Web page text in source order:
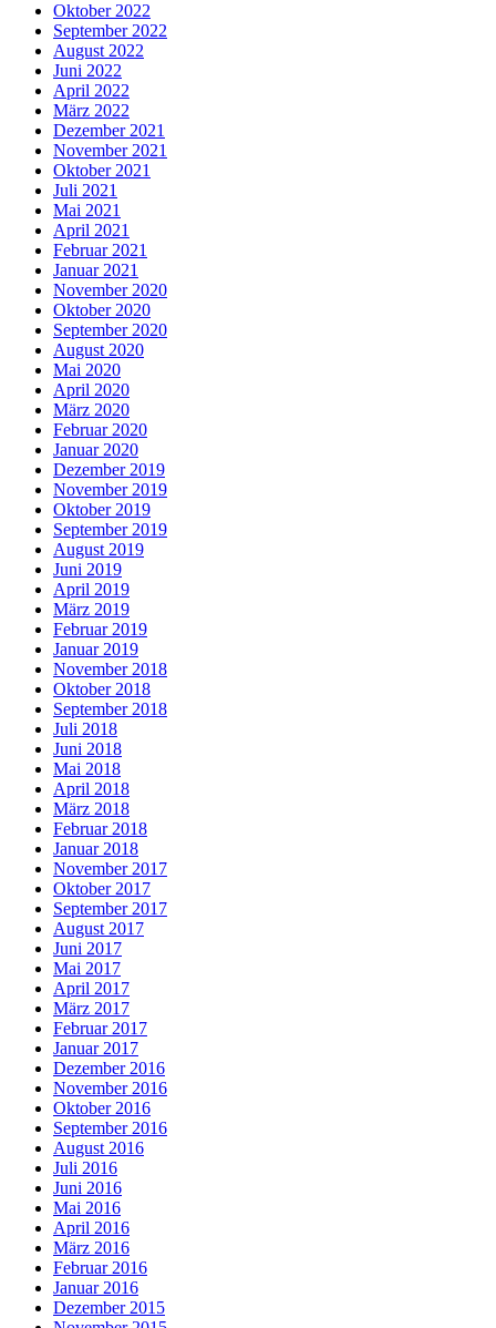
Oktober 2022
September 2022
August 2022
Juni 2022
April 2022
März 2022
Dezember 2021
November 2021
Oktober 2021
Juli 2021
Mai 2021
April 2021
Februar 2021
Januar 2021
November 2020
Oktober 2020
September 2020
August 2020
Mai 2020
April 2020
März 2020
Februar 2020
Januar 2020
Dezember 2019
November 2019
Oktober 2019
September 2019
August 2019
Juni 2019
April 2019
März 2019
Februar 2019
Januar 2019
November 2018
Oktober 2018
September 2018
Juli 2018
Juni 2018
Mai 2018
April 2018
März 2018
Februar 2018
Januar 2018
November 2017
Oktober 2017
September 2017
August 2017
Juni 2017
Mai 2017
April 2017
März 2017
Februar 2017
Januar 2017
Dezember 2016
November 2016
Oktober 2016
September 2016
August 2016
Juli 2016
Juni 2016
Mai 2016
April 2016
März 2016
Februar 2016
Januar 2016
Dezember 2015